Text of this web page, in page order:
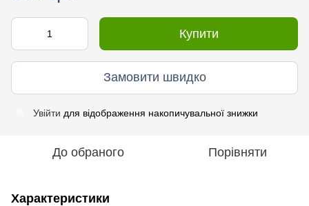
Купити
Замовити швидко
Увійти для відображення накопичувальної знижки
До обраного Порівняти
Характеристики